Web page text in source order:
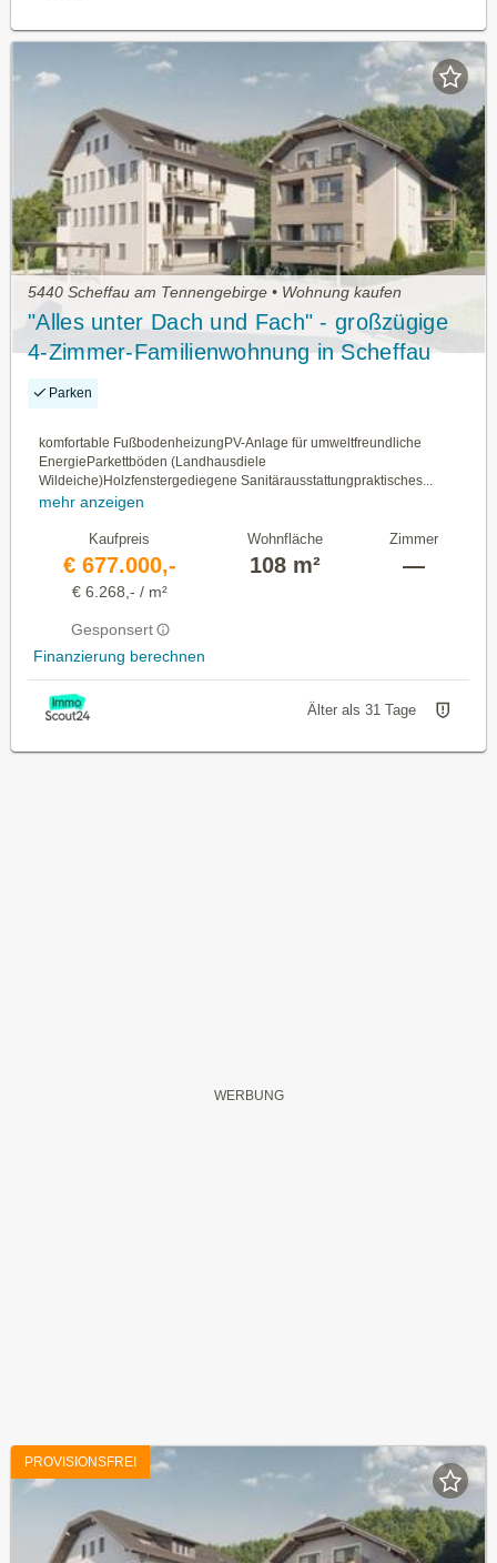
5440 Scheffau am Tennengebirge • Wohnung kaufen
"Alles unter Dach und Fach" - großzügige
4-Zimmer-Familienwohnung in Scheffau
am Tennengebirge - PROVISIONSFREI
Parken
komfortable FußbodenheizungPV-Anlage für umweltfreundliche
EnergieParkettböden (Landhausdiele
Wildeiche)Holzfenstergediegene Sanitärausstattungpraktisches...
mehr anzeigen
Kaufpreis
€ 677.000,-
€ 6.268,- / m²
Gesponsert
Finanzierung berechnen
Wohnfläche
108 m²
Zimmer
—
Älter als 31 Tage
PROVISIONSFREI